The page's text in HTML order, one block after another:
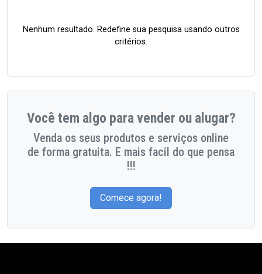
Nenhum resultado. Redefine sua pesquisa usando outros
critérios.
Você tem algo para vender ou alugar?
Venda os seus produtos e serviços online
de forma gratuita. E mais facil do que pensa
!!!
Comece agora!